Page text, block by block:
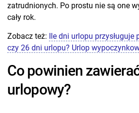
zatrudnionych. Po prostu nie są one
cały rok.
Zobacz też: Ile dni urlopu przysługuje
czy 26 dni urlopu? Urlop
Co powinien
urlopowy?